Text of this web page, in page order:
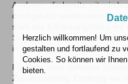
Analysen, die bereits mit
durchgeführt worden waren,
stark das Erkrankungsrisiko mit
Sonnenbrände
in vier Häufigkeitsstufen
Für nicht näher definierte
Zusammenhang. Eindeutig war
Herzlich willkommen! Um
gestalten und fortlaufend zu
Cookies. So können wir
bieten.